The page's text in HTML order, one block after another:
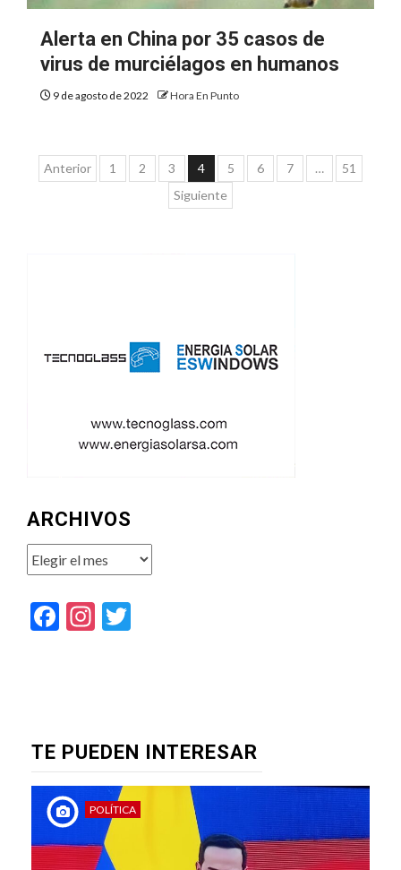
Alerta en China por 35 casos de
virus de murciélagos en humanos
9 de agosto de 2022 Hora En Punto
Paginación
Anterior 1 2 3 4 5 6 7 …
51
Siguiente
ARCHIVOS
Archivos
Facebook
Instagram
TE PUEDEN INTERESAR
POLÍTICA